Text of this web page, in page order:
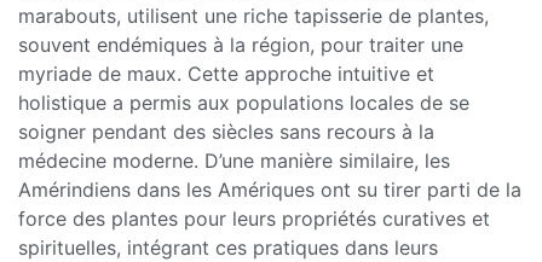
marabouts, utilisent une riche tapisserie de plantes,
souvent endémiques à la région, pour traiter une
myriade de maux. Cette approche intuitive et
holistique a permis aux populations locales de se
soigner pendant des siècles sans recours à la
médecine moderne. D’une manière similaire, les
Amérindiens dans les Amériques ont su tirer parti de la
force des plantes pour leurs propriétés curatives et
spirituelles, intégrant ces pratiques dans leurs